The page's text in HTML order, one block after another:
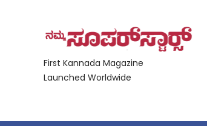
First Kannada Magazine
Launched Worldwide